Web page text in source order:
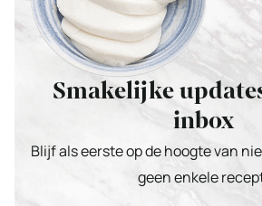
Smakelijke
inbox
Blijf als eerste op de hoogte van
geen enkele